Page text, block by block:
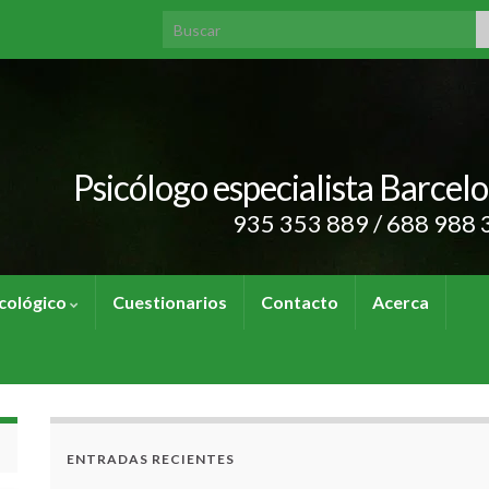
Search for:
Psicólogo especialista
935 353 889 / 688 988
Cuestionarios Contacto Acerca
ENTRADAS RECIENTES